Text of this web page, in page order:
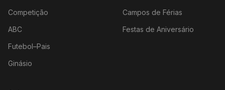
Competição
ABC
Futebol–Pais
Ginásio
Campos de Férias
Festas de Aniversário